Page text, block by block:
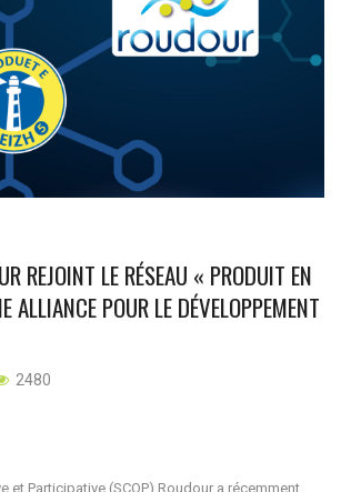
REJOINT LE RÉSEAU « PRODUIT EN
ALLIANCE POUR LE DÉVELOPPEMENT
2480
et Participative (SCOP) Roudour a récemment